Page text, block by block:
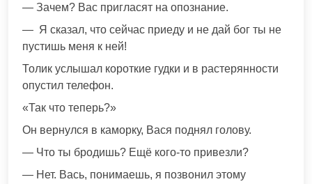
— Зачем? Вас пригласят на опознание.
— Я сказал, что сейчас приеду и не дай бог ты не
пустишь меня к ней!
Толик услышал короткие гудки и в растерянности
опустил телефон.
«Так что теперь?»
Он вернулся в каморку, Вася поднял голову.
— Что ты бродишь? Ещё кого-то привезли?
— Нет. Вась, понимаешь, я позвонил этому